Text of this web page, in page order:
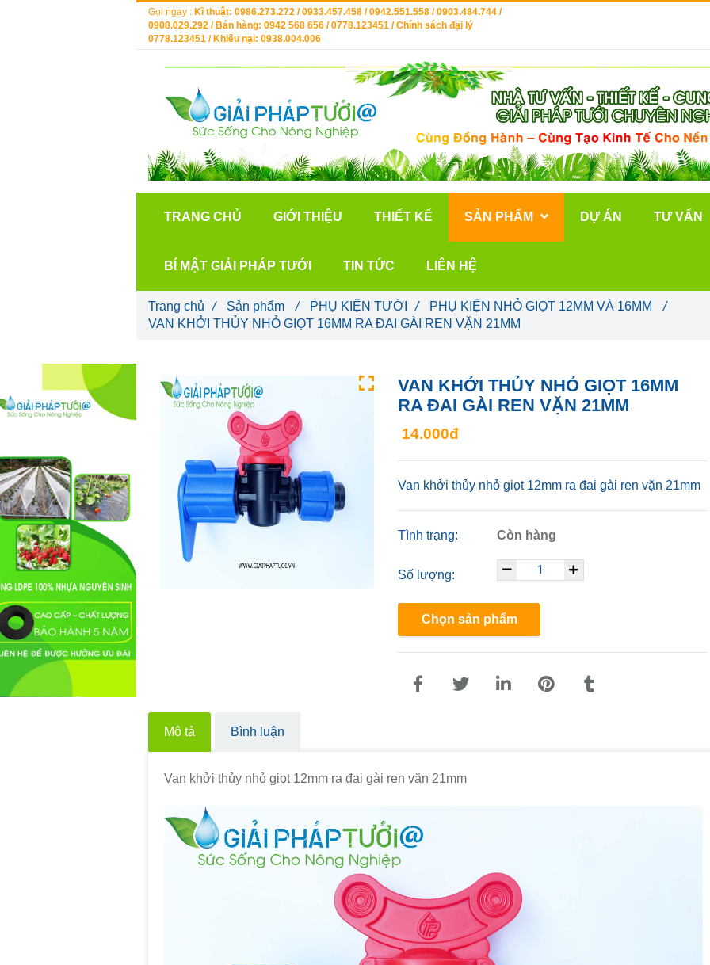
VAN KHỞI THỦY NHỎ GIỌT 16MM
RA ĐAI GÀI REN VẶN 21MM
14.000đ
Van khởi thủy nhỏ giọt 12mm ra đai gài ren vặn 21mm
Tình trạng: Còn hàng
Số lượng:
Chọn sản phẩm
Mô tả Bình luận
Van khởi thủy nhỏ giọt 12mm ra đai gài ren vặn 21mm
Trang chủ / Sản phẩm / PHỤ KIỆN TƯỚI / PHỤ KIỆN NHỎ GIỌT 12MM VÀ 16MM
/
VAN KHỞI THỦY NHỎ GIỌT 16MM RA ĐAI GÀI REN VẶN 21MM
Gọi ngay : Kĩ thuật: 0986.273.272 / 0933.457.458 / 0942.551.558 / 0903.484.744 /
0908.029.292 / Bán hàng: 0942 568 656 / 0778.123451 / Chính sách đại lý
0778.123451 / Khiếu nại: 0938.004.006
TRANG CHỦ GIỚI THIỆU THIẾT KẾ SẢN PHẨM DỰ ÁN TƯ VẤN
BÍ MẬT GIẢI PHÁP TƯỚI TIN TỨC LIÊN HỆ